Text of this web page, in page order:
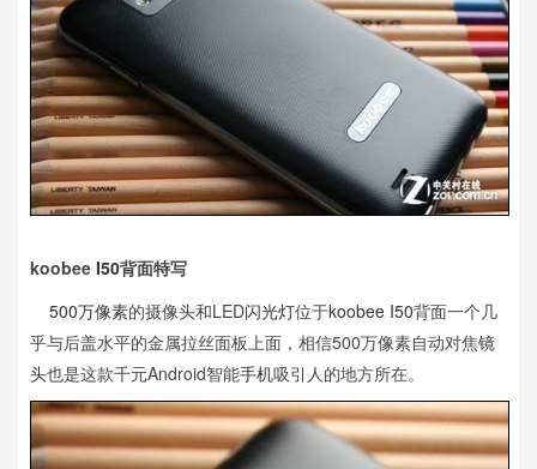
koobee I50背面特写
500万像素的摄像头和LED闪光灯位于koobee I50背面一个几
乎与后盖水平的金属拉丝面板上面，相信500万像素自动对焦镜
头也是这款千元Android智能手机吸引人的地方所在。